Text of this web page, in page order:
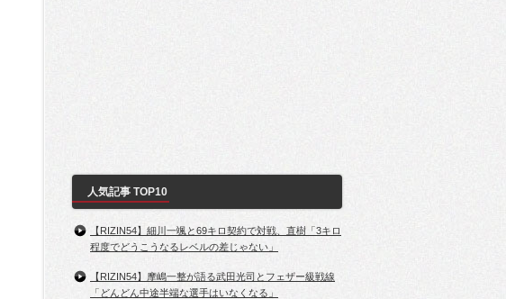
人気記事 TOP10
【RIZIN54】細川一颯と69キロ契約で対戦、直樹「3キロ
程度でどうこうなるレベルの差じゃない」
【RIZIN54】摩嶋一整が語る武田光司とフェザー級戦線
「どんどん中途半端な選手はいなくなる」